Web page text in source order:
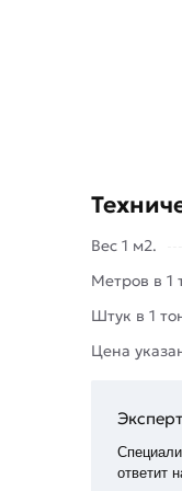
Вес 1 м2.
Метров в 1
Штук в 1
Цена
ответит